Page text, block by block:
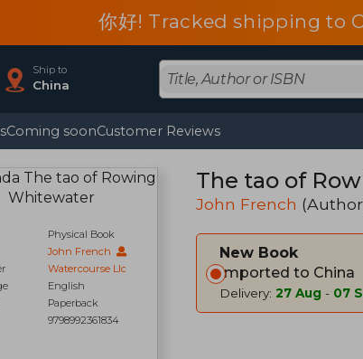
你好! Tracked shipping to
Ship to
China
Coming soonCustomer Reviews
Physical Book
John French
Watercourse Llc
English
Paperback
9798992361834
The tao of
John French
New Book
Imported to China
Delivery: 27 Aug - 07